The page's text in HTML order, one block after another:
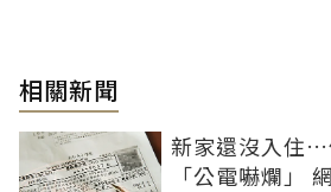
相關新聞
新家還沒入住
「公電嚇爛」